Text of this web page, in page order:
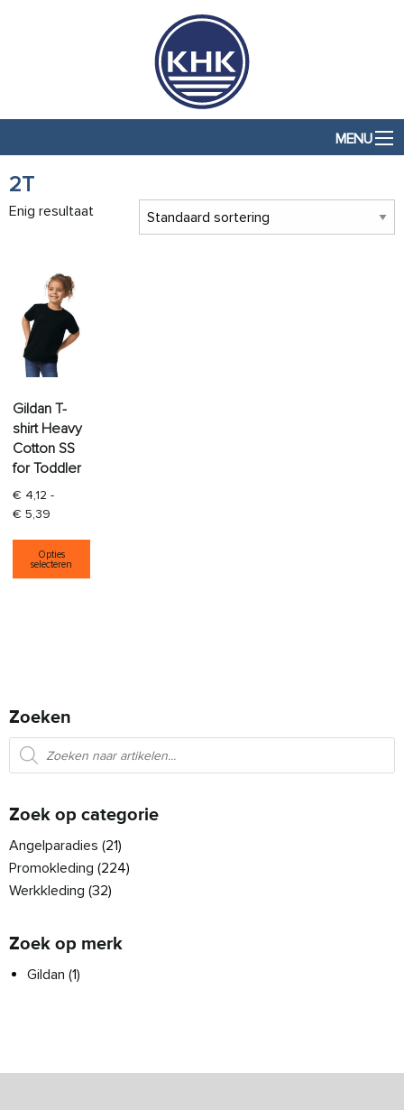
MENU
2T
Enig resultaat
Gildan T-
shirt Heavy
Cotton SS
for Toddler
€ 4,12 -
€ 5,39
Opties
selecteren
Dit product heeft meerdere variaties. Deze optie
Zoeken
Producten zoeken
Zoek op categorie
Angelparadies (21)
Promokleding (224)
Werkkleding (32)
Zoek op merk
Gildan (1)